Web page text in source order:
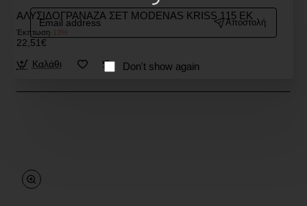
Email
address
Αποστολή
Don't show again
ΑΛΥΣΙΔΟΓΡΑΝΑΖΑ ΣΕΤ MODENAS KRISS 115 EK
Έκπτωση-13%
22,51€
Καλάθι